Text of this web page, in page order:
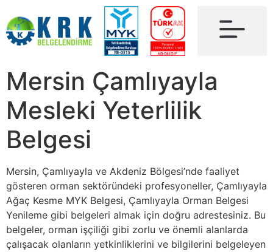
Mersin Çamlıyayla
Mesleki Yeterlilik
Belgesi
Mersin, Çamlıyayla ve Akdeniz Bölgesi’nde faaliyet
gösteren orman sektöründeki profesyoneller, Çamlıyayla
Ağaç Kesme MYK Belgesi, Çamlıyayla Orman Belgesi
Yenileme gibi belgeleri almak için doğru adrestesiniz. Bu
belgeler, orman işçiliği gibi zorlu ve önemli alanlarda
çalışacak olanların yetkinliklerini ve bilgilerini belgeleyen